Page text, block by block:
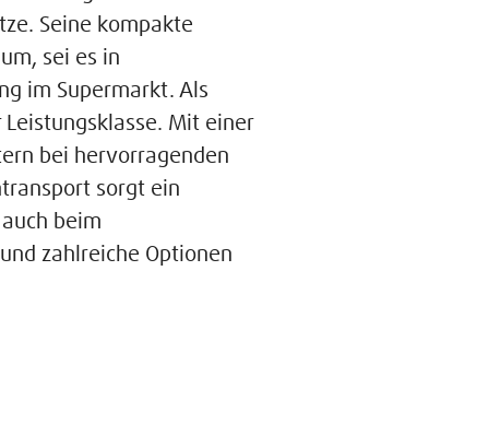
Seine kompakte
sei es in
im Supermarkt. Als
Mit einer
bei hervorragenden
sorgt ein
beim
zahlreiche Optionen